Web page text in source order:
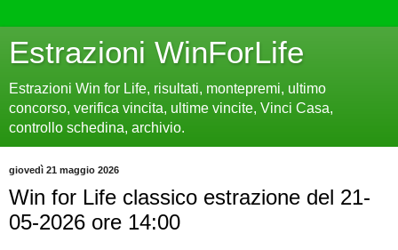
Estrazioni WinForLife
Estrazioni Win for Life, risultati, montepremi, ultimo
concorso, verifica vincita, ultime vincite, Vinci Casa,
controllo schedina, archivio.
giovedì 21 maggio 2026
Win for Life classico estrazione del 21-
05-2026 ore 14:00